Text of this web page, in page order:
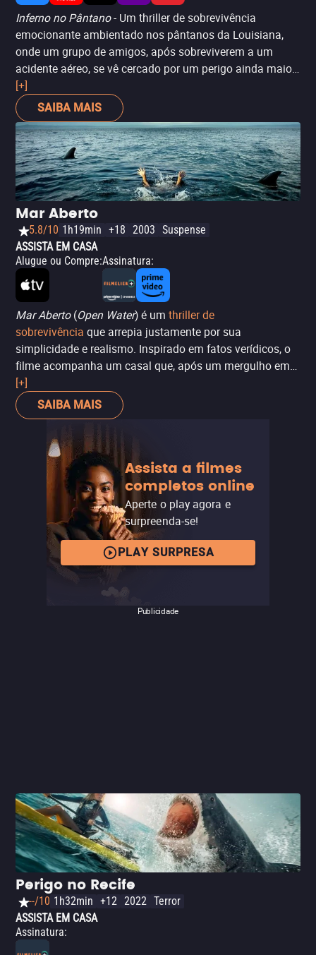
Inferno no Pântano- Um thriller de sobrevivência
emocionante ambientado nos pântanos da Louisiana,
onde um grupo de amigos, após sobreviverem a um
acidente aéreo, se vê cercado por um perigo ainda maior:
jacarés mutantes, resultado de contaminação química.
Com uma forte narrativa psicológica, o filme explora a
luta de Kyle para liderar seus amigos enquanto lida com
o luto pela perda do irmão. Uma combinação de terror,
ação e drama psicológico, oferecendo uma experiência
tensa e cheia de suspense. Ideal para fãs de filmes de
animais assassinos e sobrevivência.
[+]
SAIBA MAIS
Mar Aberto
5.8/10 1h19min +18 2003 Suspense
ASSISTA EM CASA
Alugue ou Compre:Assinatura:
Mar Aberto(Open Water) é um thriller de
sobrevivência que arrepia justamente por sua
simplicidade e realismo. Inspirado em fatos verídicos, o
filme acompanha um casal que, após um mergulho em
alto-mar, é esquecido pela equipe do barco e fica à deriva
em águas infestadas de tubarões. Sem grandes efeitos
visuais ou truques, o longa aposta na tensão psicológica
experiência angustiante e claustrofóbica. É daqueles
filmes que grudam na memória e fazem o espectador
refletir sobre até onde conseguimos suportar diante do
perigo inevitável.
[+]
SAIBA MAIS
Assista a filmes
completos online
Aperte o play agora e
surpreenda-se!
PLAY SURPRESA
Publicidade
Perigo no Recife
--/10 1h32min +12 2022 Terror
ASSISTA EM CASA
Assinatura: